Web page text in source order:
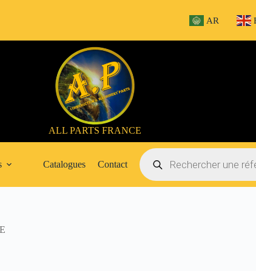
AR
ALL PARTS FRANCE
Catalogues Contact
Recherche
de
produits